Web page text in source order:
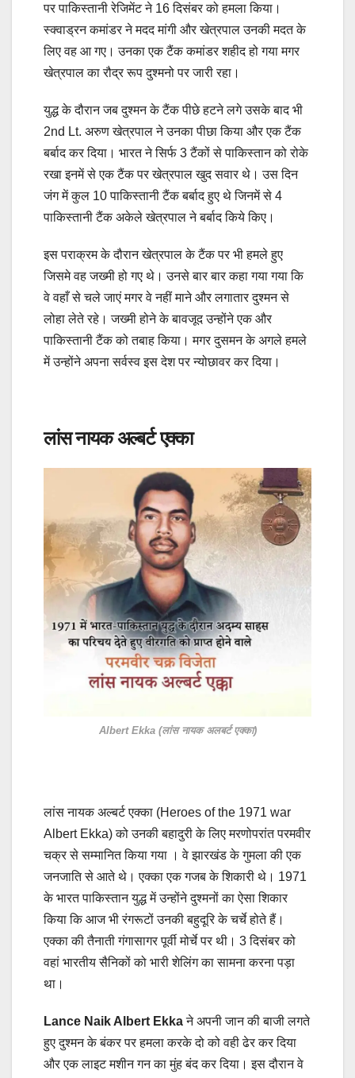
पर पाकिस्‍तानी रेजिमेंट ने 16 दिसंबर को हमला किया।
स्‍क्‍वाड्रन कमांडर ने मदद मांगी और खेत्रपाल उनकी मदत के
लिए वह आ गए। उनका एक टैंक कमांडर शहीद हो गया मगर
खेत्रपाल का रौद्र रूप दुश्मनो पर जारी रहा।
युद्ध के दौरान जब दुश्‍मन के टैंक पीछे हटने लगे उसके बाद भी
2nd Lt. अरुण खेत्रपाल ने उनका पीछा किया और एक टैंक
बर्बाद कर दिया। भारत ने सिर्फ 3 टैंकों से पाकिस्तान को रोके
रखा इनमें से एक टैंक पर खेत्रपाल खुद सवार थे। उस दिन
जंग में कुल 10 पाकिस्तानी टैंक बर्बाद हुए थे जिनमें से 4
पाकिस्तानी टैंक अकेले खेत्रपाल ने बर्बाद किये किए।
इस पराक्रम के दौरान खेत्रपाल के टैंक पर भी हमले हुए
जिसमे वह जख्‍मी हो गए थे। उनसे बार बार कहा गया गया कि
वे वहाँ से चले जाएं मगर वे नहीं माने और लगातार दुश्‍मन से
लोहा लेते रहे। जख्मी होने के बावजूद उन्‍होंने एक और
पाकिस्तानी टैंक को तबाह किया। मगर दुसमन के अगले हमले
में उन्‍होंने अपना सर्वस्‍व इस देश पर न्‍योछावर कर दिया।
लांस नायक अल्‍बर्ट एक्‍का
Albert Ekka (लांस नायक अलबर्ट एक्का)
लांस नायक अल्‍बर्ट एक्‍का (Heroes of the 1971 war
Albert Ekka) को उनकी बहादुरी के लिए मरणोपरांत परमवीर
चक्र से सम्मानित किया गया । वे झारखंड के गुमला की एक
जनजाति से आते थे। एक्‍का एक गजब के शिकारी थे। 1971
के भारत पाकिस्तान युद्ध में उन्‍होंने दुश्‍मनों का ऐसा शिकार
किया कि आज भी रंगरूटों उनकी बहुदूरि के चर्चे होते हैं।
एक्‍का की तैनाती गंगासागर पूर्वी मोर्चे पर थी। 3 दिसंबर को
वहां भारतीय सैनिकों को भारी शेलिंग का सामना करना पड़ा
था।
Lance Naik Albert Ekkaने अपनी जान की बाजी लगते
हुए दुश्‍मन के बंकर पर हमला करके दो को वही ढेर कर दिया
और एक लाइट मशीन गन का मुंह बंद कर दिया। इस दौरान वे